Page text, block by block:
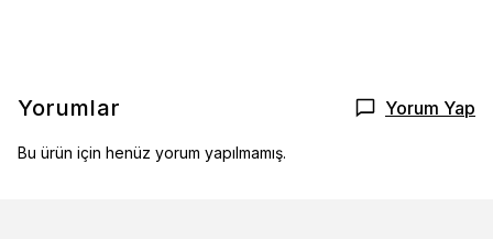
Yorumlar Yorum Yap
Bu ürün için henüz yorum yapılmamış.